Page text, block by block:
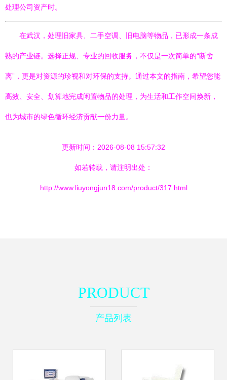
处理公司资产时。
在武汉，处理旧家具、二手空调、旧电脑等物品，已形成一条成
熟的产业链。选择正规、专业的回收服务，不仅是一次简单的“断舍
离”，更是对资源的珍视和对环保的支持。通过本文的指南，希望您能
高效、安全、划算地完成闲置物品的处理，为生活和工作空间焕新，
也为城市的绿色循环经济贡献一份力量。
更新时间：2026-08-08 15:57:32
如若转载，请注明出处：
http://www.liuyongjun18.com/product/317.html
PRODUCT
产品列表